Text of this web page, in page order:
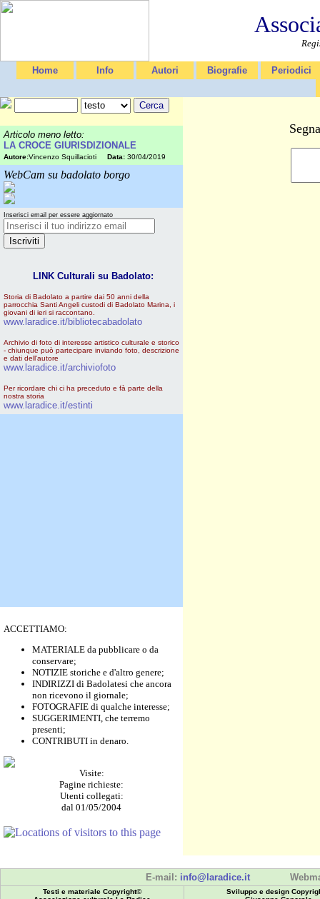
Home Info Autori Biografie Periodici
Articolo meno letto:
LA CROCE GIURISDIZIONALE
Autore:Vincenzo Squillacioti Data: 30/04/2019
WebCam su badolato borgo
Inserisci email per essere aggiornato
LINK Culturali su Badolato:
Storia di Badolato a partire dai 50 anni della
parrocchia Santi Angeli custodi di Badolato Marina, i
giovani di ieri si raccontano.
www.laradice.it/bibliotecabadolato
Archivio di foto di interesse artistico culturale e storico
- chiunque può partecipare inviando foto, descrizione
e dati dell'autore
www.laradice.it/archiviofoto
Per ricordare chi ci ha preceduto e fà parte della
nostra storia
www.laradice.it/estinti
ACCETTIAMO:
MATERIALE da pubblicare o da
conservare;
NOTIZIE storiche e d'altro genere;
INDIRIZZI di Badolatesi che ancora
non ricevono il giornale;
FOTOGRAFIE di qualche interesse;
SUGGERIMENTI, che terremo
presenti;
CONTRIBUTI in denaro.
Visite:
Pagine richieste:
Utenti collegati:
dal 01/05/2004
Associazione culturale La Radice
www.laradice.it
Sviluppo e design
Giuseppe Caporale